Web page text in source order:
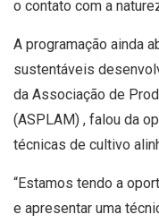
o contato com a
A programação ainda
sustentáveis
da Associação de
(ASPLAM) , falou da
técnicas de cultivo
“Estamos tendo a
e apresentar uma